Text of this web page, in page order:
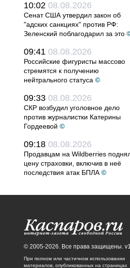
10:02 08.08.2026
Сенат США утвердил закон об
"адских санкциях" против РФ:
Зеленский поблагодарил за это
09:41 08.08.2026
Российские фигуристы массово
стремятся к получению
нейтрального статуса ©
09:33 08.08.2026
СКР возбудил уголовное дело
против журналистки Катерины
Гордеевой ©
09:18 08.08.2026
Продавцам на Wildberries
цену страховки, включив в неё
последствия атак БПЛА ©
© 2005-2026. Все права защищены. v1
При полном или частичном использовании
материалов, опубликованных на страницах